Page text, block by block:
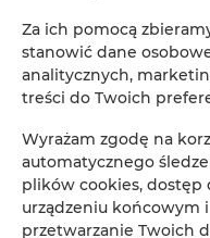
Podstrony możesz
zakładce "Wizytówka" /
Za ich pomocą
stanowić dane
analitycznych,
treści do Twoich
Wyrażam zgodę na
automatycznego
plików cookies, dostęp
urządzeniu końcowym
przetwarzanie Twoich